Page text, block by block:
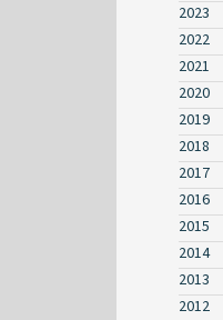
2023
2022
2021
2020
2019
2018
2017
2016
2015
2014
2013
2012